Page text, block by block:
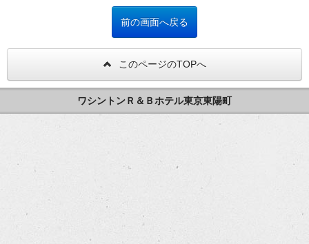
このページのTOPへ
ワシントンＲ＆Ｂホテル東京東陽町